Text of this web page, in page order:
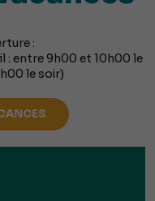
:
: entre 9h00 et 10h00 le
le soir)